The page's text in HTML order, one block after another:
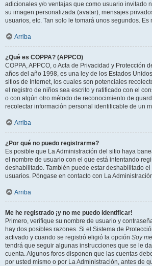
adicionales y/o ventajas que como usuario invitado
su imagen personalizada (avatar), mensajes
usuarios, etc. Tan solo le tomará unos segundos. Es
Arriba
¿Qué es COPPA? (APPCO)
COPPA, APPCO, o Acta de Privacidad y Protección
años del año 1998, es una ley de los Estados
sitios de Internet, los cuales son potenciales
el registro de niños sea escrito y ratificado con el
o con algún otro método de reconocimiento de
recolectar información personal identificable de un
Arriba
¿Por qué no puedo registrarme?
Es posible que La Administración del sitio haya
el nombre de usuario con el que está intentando
deshabilitado. También puede estar deshabilitado
usuarios. Póngase en contacto con La
Arriba
Me he registrado ¡y no me puedo identificar!
Primero, verifique su nombre de usuario y
hay dos posibles razones. Si el Sistema de
activado y cuando se registró eligió la opción Soy
tendrá que seguir algunas instrucciones que se le
cuenta. Algunos foros disponen que las cuentas
por usted mismo o por La Administración, antes de